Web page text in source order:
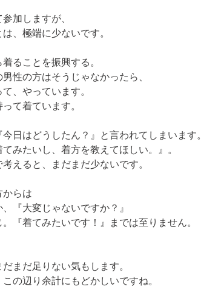
加しますが、
、極端に少ないです。
ることを振興する。
性の方はそうじゃなかったら、
、やっています。
て着ています。
日はどうしたん？』と言われてしまいます。
みたいし、着方を教えてほしい。』。
えると、まだまだ少ないです。
らは
『大変じゃないですか？』
『着てみたいです！』までは至りません。
まだ足りない気もします。
の辺り余計にもどかしいですね。